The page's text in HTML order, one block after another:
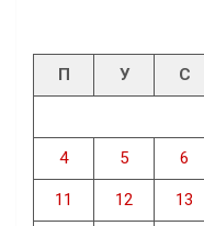
П У С
4 5 6
11 12 13